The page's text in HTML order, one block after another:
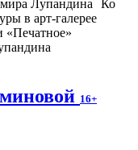
Ко
в арт-галерее
«Печатное»
16+